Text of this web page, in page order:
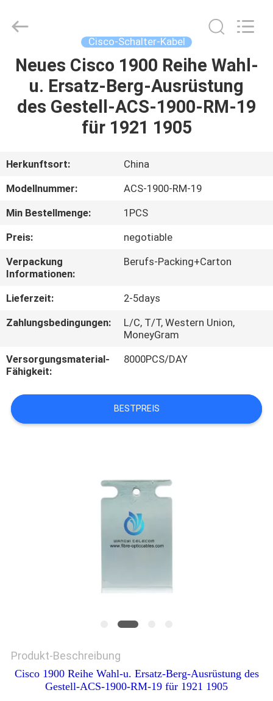
HAUS
PRODUKTE
UNS
AUSFLUG
QUALITÄTSKONTROLLE
SITEMAP
POLICY
Rights
Reserved.
Cisco-Schalter-Kabel
Neues Cisco 1900 Reihe Wahl-
u. Ersatz-Berg-Ausrüstung
des Gestell-ACS-1900-RM-19
für 1921 1905
Herkunftsort:
China
Modellnummer:
ACS-1900-RM-19
Min Bestellmenge:
1PCS
Preis:
negotiable
Verpackung
Informationen:
Berufs-Packing+Carton
Lieferzeit:
2-5days
Zahlungsbedingungen:
L/C, T/T, Western Union,
MoneyGram
Versorgungsmaterial-
Fähigkeit:
8000PCS/DAY
BESTPREIS
Produkt-Beschreibung
Cisco 1900 Reihe Wahl-u. Ersatz-Berg-Ausrüstung des
Gestell-ACS-1900-RM-19 für 1921 1905